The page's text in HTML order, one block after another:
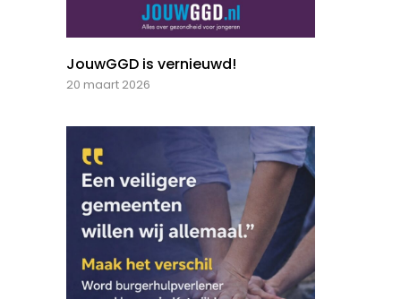
JouwGGD is vernieuwd!
20 maart 2026